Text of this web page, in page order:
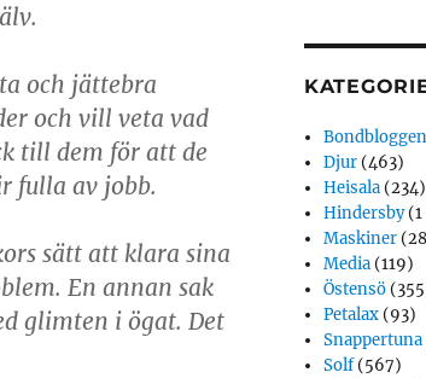
och jättebra
och vill veta vad
till dem för att de
fulla av jobb.
sätt att klara sina
En annan sak
glimten i ögat. Det
Bondbloggen
Djur (463)
Heisala (234)
Hindersby(1
Maskiner
Media (119)
Östensö
Petalax (93)
Snappertuna
Solf(567)